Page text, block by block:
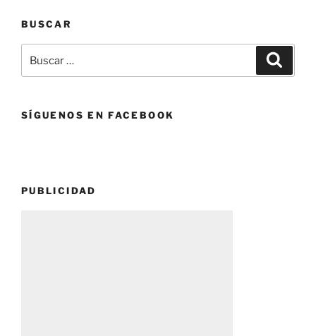
BUSCAR
por:
SÍGUENOS EN FACEBOOK
PUBLICIDAD